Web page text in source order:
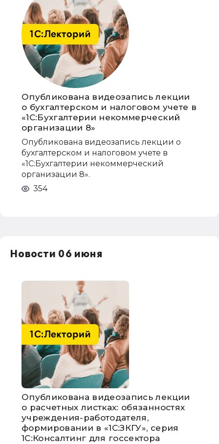
Опубликована видеозапись лекции
о бухгалтерском и налоговом учете в
«1С:Бухгалтерии некоммерческий
организации 8»
Опубликована видеозапись лекции о
бухгалтерском и налоговом учете в
«1С:Бухгалтерии некоммерческий
организации 8».
354
Новости 06 июня
Опубликована видеозапись лекции
о расчетных листках: обязанностях
учреждения-работодателя,
формировании в «1С:ЗКГУ», серия
1С:Консалтинг для госсектора